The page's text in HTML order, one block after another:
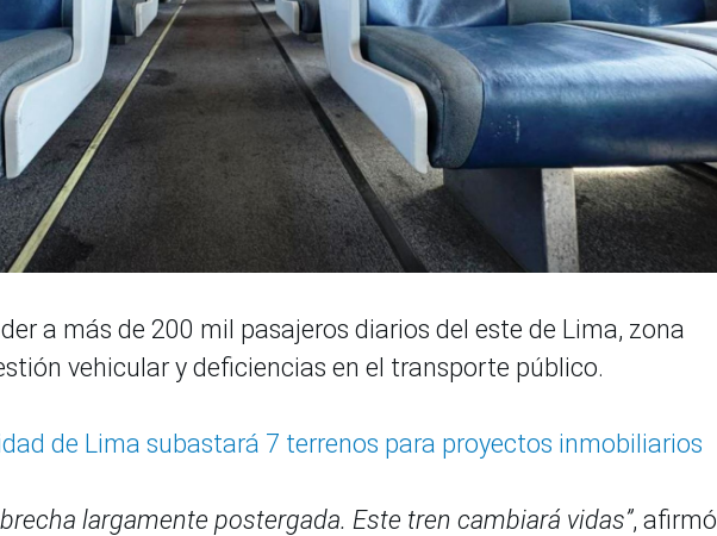
a más de 200 mil pasajeros diarios del este de Lima, zona
vehicular y deficiencias en el transporte público.
de Lima subastará 7 terrenos para proyectos inmobiliarios
largamente postergada. Este tren cambiará vidas”, afirmó